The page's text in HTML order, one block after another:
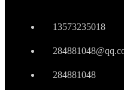
13573235018
284881048